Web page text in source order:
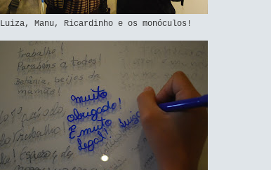
Luiza, Manu, Ricardinho e os monóculos!